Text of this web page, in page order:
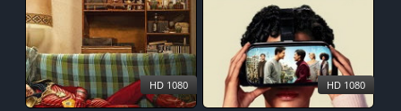
HD 1080 HD 1080